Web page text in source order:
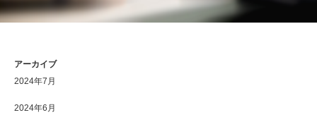
アーカイブ
2024年7月
2024年6月